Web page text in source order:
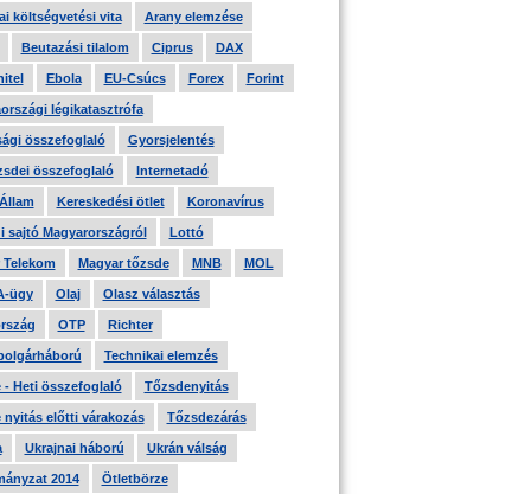
költségvetési vita Arany elemzése
Beutazási tilalom Ciprus DAX
Ebola EU-Csúcs Forex Forint
légikatasztrófa
összefoglaló Gyorsjelentés
összefoglaló Internetadó
Kereskedési ötlet Koronavírus
sajtó Magyarországról Lottó
Telekom Magyar tőzsde MNB MOL
ügy Olaj Olasz választás
OTP Richter
Technikai elemzés
- Heti összefoglaló Tőzsdenyitás
nyitás előtti várakozás Tőzsdezárás
Ukrajnai háború Ukrán válság
2014 Ötletbörze